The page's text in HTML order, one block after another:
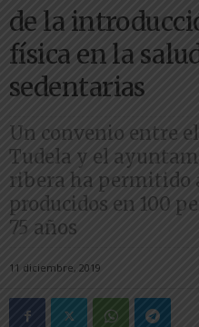
de la
física en la
sedentarias
Un convenio entre
Tudela y el
ribera ha permitido
producidos en 100
75 años
11 diciembre, 2019